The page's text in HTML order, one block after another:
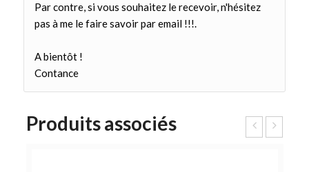
Par contre, si vous souhaitez le recevoir, n'hésitez
pas à me le faire savoir par email !!!.
A bientôt !
Contance
Produits associés